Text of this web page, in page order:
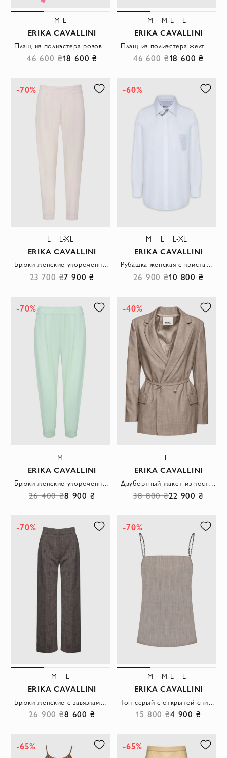
M-L
ERIKA CAVALLINI
Плащ из полиэстера розовый женский.
46 600 ₴18 600 ₴
M M-L L
ERIKA CAVALLINI
Плащ из полиэстера желтый женский
46 600 ₴18 600 ₴
-70%
L L-XL
ERIKA CAVALLINI
Брюки женские укороченные на резинке бежевые
23 700 ₴7 900 ₴
-60%
M L L-XL
ERIKA CAVALLINI
Рубашка женская с кристаллами белая
26 900 ₴10 800 ₴
-70%
M
ERIKA CAVALLINI
Брюки женские укороченные светло-зеленые
26 400 ₴8 900 ₴
-40%
L
ERIKA CAVALLINI
Двубортный жакет из костюмной ткани с поясом на талии
38 800 ₴22 900 ₴
-70%
M L
ERIKA CAVALLINI
26 900 ₴8 600 ₴
-70%
M M-L L
ERIKA CAVALLINI
15 800 ₴4 900 ₴
-65% -65%